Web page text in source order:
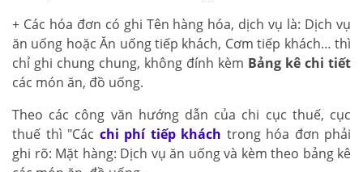
+ Các hóa đơn có ghi Tên hàng hóa, dịch vụ là: Dịch vụ
ăn uống hoặc Ăn uống tiếp khách, Cơm tiếp khách… thì
chỉ ghi chung chung, không đính kèm Bảng kê chi tiết
các món ăn, đồ uống.
Theo các công văn hướng dẫn của chi cục thuế, cục
thuế thì "Các chi phí tiếp khách trong hóa đơn phải
ghi rõ: Mặt hàng: Dịch vụ ăn uống và kèm theo bảng kê